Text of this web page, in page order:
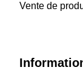
Vente de